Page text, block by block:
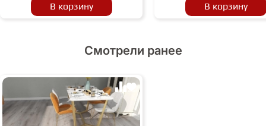
В корзину В корзину
Смотрели ранее